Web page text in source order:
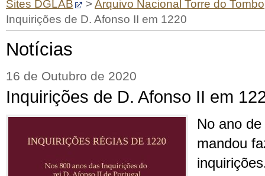
Sites DGLAB >Arquivo Nacional Torre do Tombo
Inquirições de D. Afonso II em 1220
Notícias
16 de Outubro de 2020
Inquirições de D. Afonso II em
No ano
mandou